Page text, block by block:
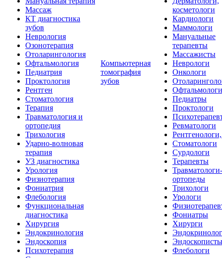
Массаж
КТ диагностика
зубов
Неврология
Озонотерапия
Отоларингология
Офтальмология
Педиатрия
Проктология
Рентген
Стоматология
Терапия
Травматология и
ортопедия
Трихология
Ударно-волновая
терапия
УЗ диагностика
Урология
Физиотерапия
Фониатрия
Флебология
Функциональная
диагностика
Хирургия
Эндокринология
Эндоскопия
Психотерапия
Компьютерная
томография
зубов
косметологи
Кардиологи
Маммологи
Мануальные
терапевты
Массажисты
Неврологи
Онкологи
Офтальмологи
Педиатры
Проктологи
Ревматологи
Стоматологи
Сурдологи
Терапевты
Травматологи-
ортопеды
Трихологи
Урологи
Фониатры
Хирурги
Эндоскописты
Флебологи